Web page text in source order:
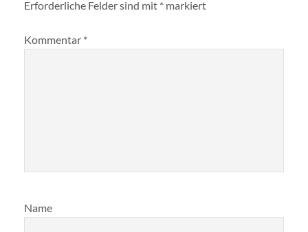
Erforderliche Felder sind mit * markiert
Kommentar *
Name